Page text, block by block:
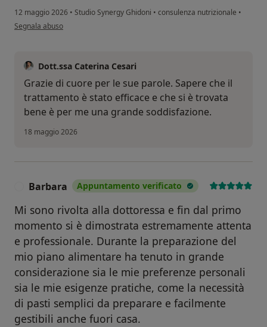
12 maggio 2026 • Studio Synergy Ghidoni • consulenza nutrizionale •
secondo l'opinione dell'utente C.T.
Segnala abuso
Dott.ssa Caterina Cesari
Grazie di cuore per le sue parole. Sapere che il
trattamento è stato efficace e che si è trovata
bene è per me una grande soddisfazione.
18 maggio 2026
Barbara Appuntamento verificato
Mi sono rivolta alla dottoressa e fin dal primo
momento si è dimostrata estremamente attenta
e professionale. Durante la preparazione del
mio piano alimentare ha tenuto in grande
considerazione sia le mie preferenze personali
sia le mie esigenze pratiche, come la necessità
di pasti semplici da preparare e facilmente
gestibili anche fuori casa.